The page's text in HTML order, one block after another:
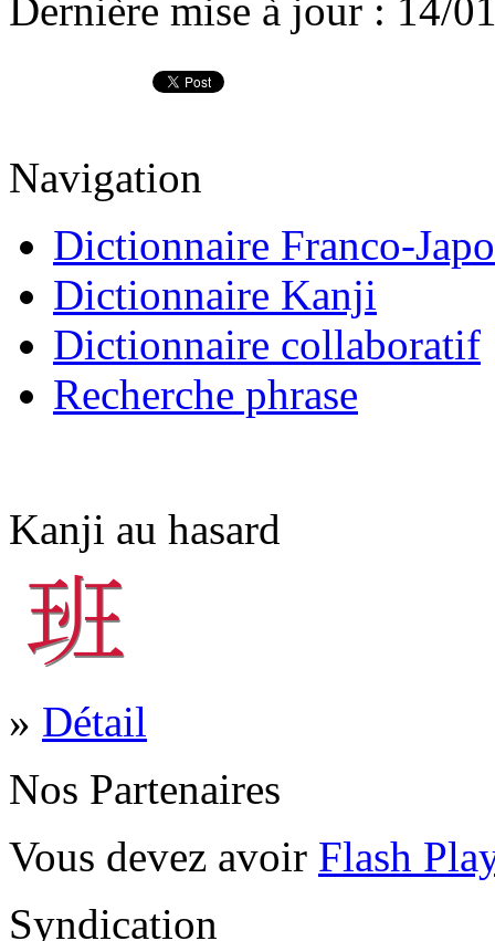
Dernière mise à jour : 14/
Navigation
Dictionnaire Franco-
Dictionnaire Kanji
Dictionnaire collaboratif
Recherche phrase
Kanji au hasard
» Détail
Nos Partenaires
Vous devez avoir Flash
Syndication